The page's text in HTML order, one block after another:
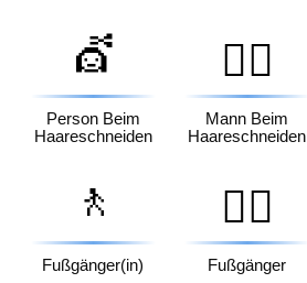
💇
Person Beim
Haareschneiden
💇‍♂️
Mann Beim
Haareschneiden
🚶
Fußgänger(in)
🚶‍♂️
Fußgänger